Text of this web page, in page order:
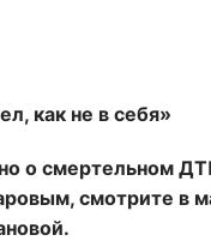
как не в себя»
о смертельном
смотрите в